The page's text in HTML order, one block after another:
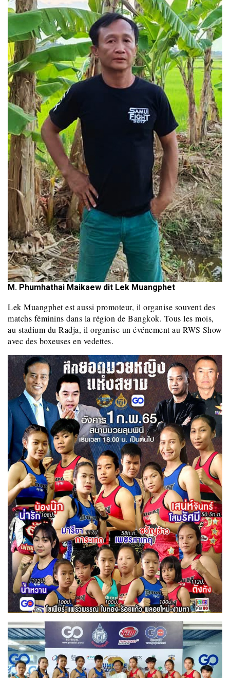
M. Phumhathai Maikaew dit Lek Muangphet
Lek Muangphet est aussi promoteur, il organise souvent des
matchs féminins dans la région de Bangkok. Tous les mois,
au stadium du Radja, il organise un événement au RWS Show
avec des boxeuses en vedettes.